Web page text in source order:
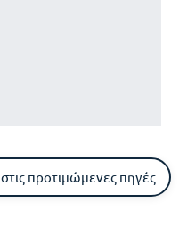
στις προτιμώμενες πηγές